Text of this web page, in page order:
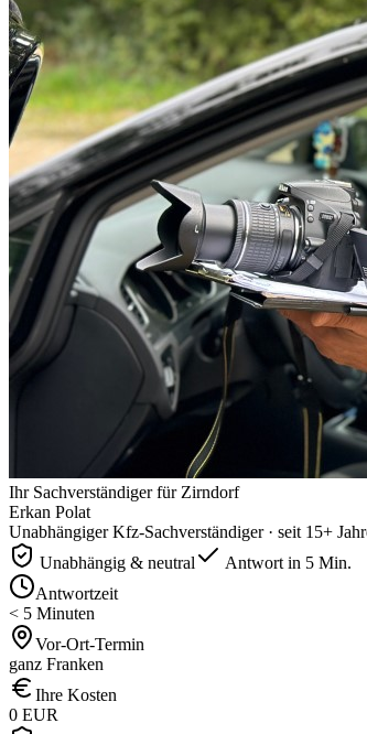
Ihr Sachverständiger für Zirndorf
Erkan Polat
Unabhängiger Kfz-Sachverständiger · seit 15+
Unabhängig & neutral
Antwort in 5 Min.
Antwortzeit
< 5 Minuten
Vor-Ort-Termin
ganz Franken
Ihre Kosten
0 EUR